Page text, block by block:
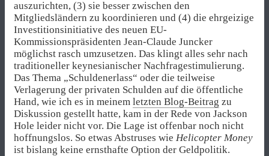
auszurichten, (3) sie besser zwischen den
Mitgliedsländern zu koordinieren und (4) die ehrgeizige
Investitionsinitiative des neuen EU-
Kommissionspräsidenten Jean-Claude Juncker
möglichst rasch umzusetzen. Das klingt alles sehr nach
traditioneller keynesianischer Nachfragestimulierung.
Das Thema „Schuldenerlass“ oder die teilweise
Verlagerung der privaten Schulden auf die öffentliche
Hand, wie ich es in meinem letzten Blog-Beitrag zu
Diskussion gestellt hatte, kam in der Rede von Jackson
Hole leider nicht vor. Die Lage ist offenbar noch nicht
hoffnungslos. So etwas Abstruses wie Helicopter Money
ist bislang keine ernsthafte Option der Geldpolitik.